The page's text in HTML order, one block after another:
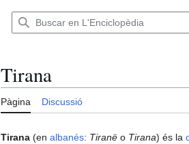
Tirana
Pàgina Discussió
Tirana (en albanés: Tiranë o Tirana) és la